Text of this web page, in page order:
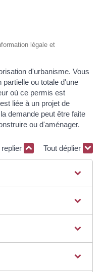
légale et
d'urbanisme. Vous
ou totale d'une
où ce permis est
liée à un projet de
demande peut être faite
ou d'aménager.
replier Tout déplier